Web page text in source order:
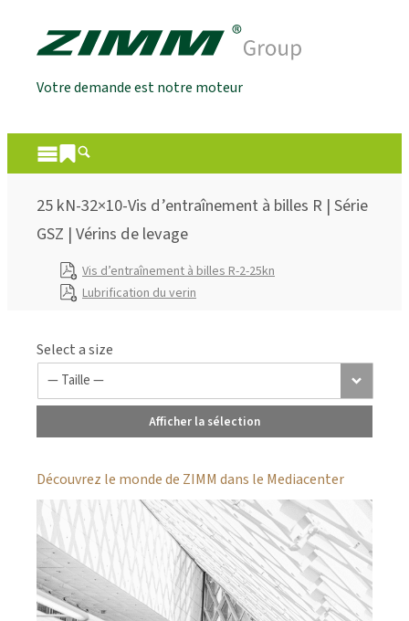
Votre demande est notre moteur
25 kN-32×10-Vis d’entraînement à billes R | Série
GSZ | Vérins de levage
Vis d’entraînement à billes R-2-25kn
Lubrification du verin
Select a size
Afficher la sélection
Découvrez le monde de ZIMM dans le Mediacenter